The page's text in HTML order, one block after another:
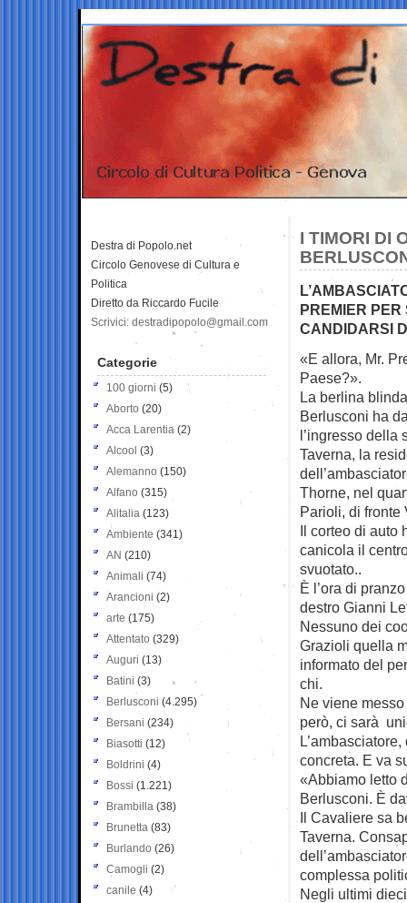
I TIMORI DI
PREMIER PER
CANDIDARSI
«E allora, Mr.
Paese?».
La berlina
Berlusconi ha
l’ingresso della
Taverna, la
Thorne, nel
Parioli, di fronte
Il corteo di auto
canicola il
svuotato..
È l’ora di
destro Gianni
Nessuno dei
Grazioli quella
informato del
chi.
Ne viene
però, ci sarà
concreta. E va
«Abbiamo letto
Berlusconi. È
Il Cavaliere sa
Taverna.
complessa
Negli ultimi
Destra di Popolo.net
Circolo Genovese di Cultura e
Politica
Diretto da Riccardo Fucile
Scrivici: destradipopolo@gmail.com
Categorie
100 giorni (5)
Aborto (20)
Acca Larentia (2)
Alcool (3)
Alemanno (150)
Alfano (315)
Alitalia (123)
Ambiente (341)
AN (210)
Animali (74)
Arancioni (2)
arte (175)
Attentato (329)
Auguri (13)
Batini (3)
Berlusconi (4.295)
Bersani (234)
Biasotti (12)
Boldrini (4)
Bossi (1.221)
Brambilla (38)
Brunetta (83)
Burlando (26)
Camogli (2)
canile (4)